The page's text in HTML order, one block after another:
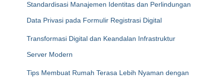
Standardisasi Manajemen Identitas dan Perlindungan
Data Privasi pada Formulir Registrasi Digital
Transformasi Digital dan Keandalan Infrastruktur
Server Modern
Tips Membuat Rumah Terasa Lebih Nyaman dengan